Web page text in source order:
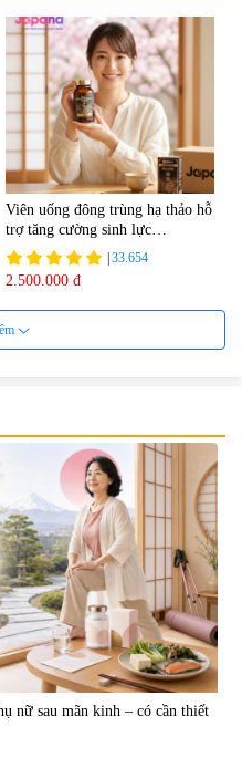
Viên uống đông trùng hạ thảo hỗ
trợ tăng cường sinh lực
Tohchukasou Premium Yo
Group 180 viên - Date 08/2027
33.654
2.500.000 đ
Viên uống bổ não Ribeto Shoji
Ichoha Ekisu Plus - 90 viên
|57.920
1.450.000 đ
nữ sau mãn kinh – có cần thiết